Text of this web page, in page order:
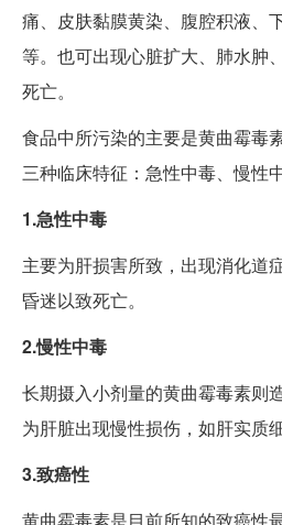
痛、皮肤黏膜黄染、腹腔积液、
等。也可出现心脏扩大、肺水肿
死亡。
食品中所污染的主要是黄曲霉毒
三种临床特征：急性中毒、慢性
1.急性中毒
主要为肝损害所致，出现消化道
昏迷以致死亡。
2.慢性中毒
长期摄入小剂量的黄曲霉毒素则
为肝脏出现慢性损伤，如肝实质
3.致癌性